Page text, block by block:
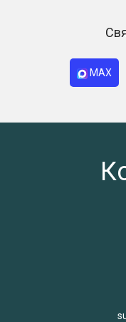
MAX